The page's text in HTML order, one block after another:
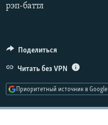
Все сайты РСЕ/РС
рэп-баттл
Поделиться
Читать без VPN
Приоритетный источник в Google